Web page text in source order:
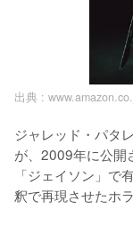
出典 :
ジャレッド・パタ
が、2009年に公開
「ジェイソン」
釈で再現させたホ